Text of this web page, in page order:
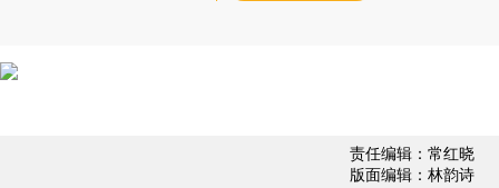
责任编辑：常红晓
版面编辑：林韵诗